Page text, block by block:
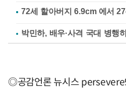
박민하, 배우·사격 국대 병행
◎공감언론 뉴시스